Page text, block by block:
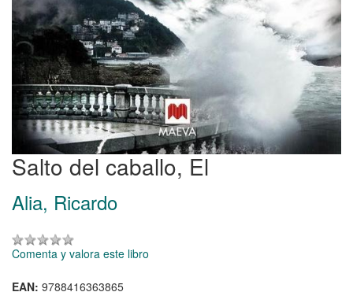
Salto del caballo, El
Alia, Ricardo
Comenta y valora este libro
EAN: 9788416363865